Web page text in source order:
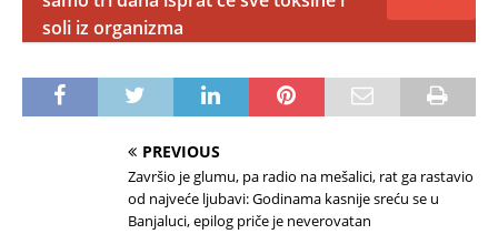
soli iz organizma
PREVIOUS
Završio je glumu, pa radio na mešalici, rat ga rastavio
od najveće ljubavi: Godinama kasnije sreću se u
Banjaluci, epilog priče je neverovatan